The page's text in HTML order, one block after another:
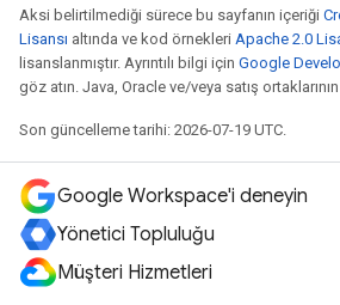
Aksi belirtilmediği sürece bu sayfanın içeriği
Lisansı altında ve kod örnekleri Apache 2.0
lisanslanmıştır. Ayrıntılı bilgi için Google
göz atın. Java, Oracle ve/veya satış
Son güncelleme tarihi: 2026-07-19 UTC.
Google Workspace'i deneyin
Yönetici Topluluğu
Müşteri Hizmetleri